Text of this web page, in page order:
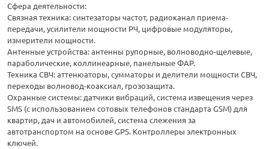
Сфера деятельности:
Связная техника: синтезаторы частот, радиоканал приема-
передачи, усилители мощности РЧ, цифровые модуляторы,
измерители мощности.
Антенные устройства: антенны рупорные, волноводно-щелевые,
параболические, коллинеарные, панельные ФАР.
Техника СВЧ: аттенюаторы, сумматоры и делители мощности СВЧ,
переходы волновод-коаксиал, грозозащита.
Охранные системы: датчики вибраций, система извещения через
SMS (с использованием сотовых телефонов стандарта GSM) для
квартир, дач и автомобилей, система слежения за
автотранспортом на основе GPS. Контроллеры электронных
ключей.